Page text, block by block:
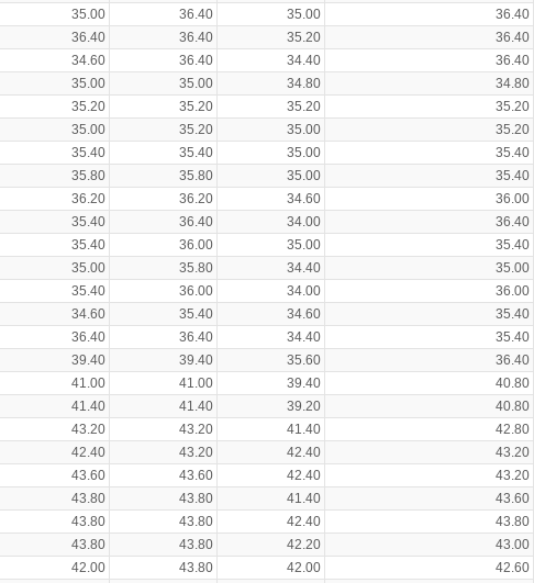
35.00 36.40 35.00 36.40
36.40 36.40 35.20 36.40
34.60 36.40 34.40 36.40
35.00 35.00 34.80 34.80
35.20 35.20 35.20 35.20
35.00 35.20 35.00 35.20
35.40 35.40 35.00 35.40
35.80 35.80 35.00 35.40
36.20 36.20 34.60 36.00
35.40 36.40 34.00 36.40
35.40 36.00 35.00 35.40
35.00 35.80 34.40 35.00
35.40 36.00 34.00 36.00
34.60 35.40 34.60 35.40
36.40 36.40 34.40 35.40
39.40 39.40 35.60 36.40
41.00 41.00 39.40 40.80
41.40 41.40 39.20 40.80
43.20 43.20 41.40 42.80
42.40 43.20 42.40 43.20
43.60 43.60 42.40 43.20
43.80 43.80 41.40 43.60
43.80 43.80 42.40 43.80
43.80 43.80 42.20 43.00
42.00 43.80 42.00 42.60